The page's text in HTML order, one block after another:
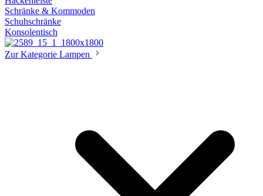
Schränke & Kommoden
Schuhschränke
Konsolentisch
Zur Kategorie Lampen